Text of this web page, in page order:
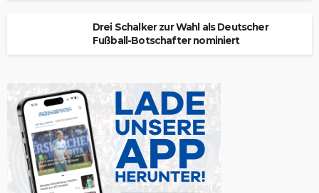
Drei Schalker zur Wahl als Deutscher
Fußball-Botschafter nominiert